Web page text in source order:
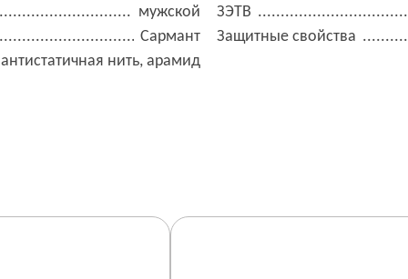
мужской
Сармант
антистатичная нить, арамид
ЗЭТВ
Защитные свойства